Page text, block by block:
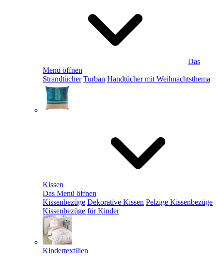
Das
Menü öffnen
Strandtücher Turban Handtücher mit Weihnachtsthema
Kissen
Das Menü öffnen
Kissenbezüge Dekorative Kissen Pelzige Kissenbezüge
Kissenbezüge für Kinder
Kindertextilien